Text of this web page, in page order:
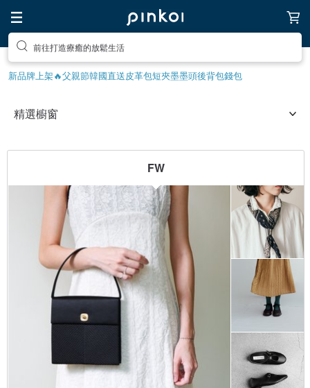
前往打造療癒的放鬆生活
新品牌上架🔥父親節韓國直送皮革包短夾墨墨頭後背包錢包
FW